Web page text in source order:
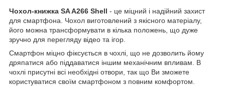
Чохол-книжка SA A266 Shell - це міцний і надійний захист
для смартфона. Чохол виготовлений з якісного матеріалу,
його можна трансформувати в кілька положень, що дуже
зручно для перегляду відео та ігор.
Смартфон міцно фіксується в чохлі, що не дозволить йому
дряпатися або піддаватися іншим механічним впливам. В
чохлі присутні всі необхідні отвори, так що Ви зможете
користуватися своїм смартфоном з повним комфортом.